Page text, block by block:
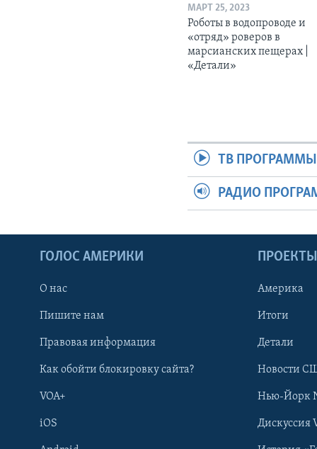
МАРТ 25, 2023
Роботы в водопроводе и
«отряд» роверов в
марсианских пещерах |
«Детали»
ТВ ПРОГРАММЫ
РАДИО
ГОЛОС АМЕРИКИ
О нас
Пишите нам
Правовая информация
Как обойти блокировку сайта?
VOA+
iOS
ПРОЕКТЫ
Америка
Итоги
Детали
Новости
Нью-Йорк
Дискуссия